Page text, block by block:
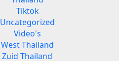
Tiktok
Uncategorized
Video's
West Thailand
Zuid Thailand